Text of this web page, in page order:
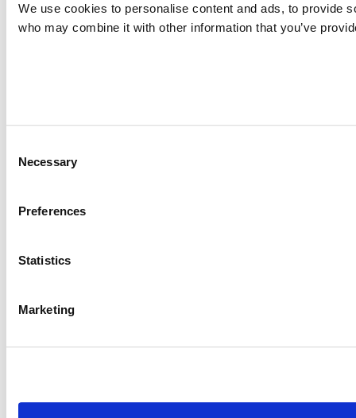
We use cookies to personalise content and ads, to provide
who may combine it with other information that you’ve
Selection
Necessary
Preferences
Statistics
Marketing